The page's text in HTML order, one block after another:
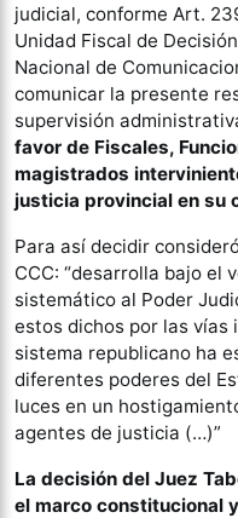
judicial, conforme Art.
Unidad Fiscal de
Nacional de
comunicar la presente
supervisión
favor de Fiscales,
magistrados
justicia provincial en su
Para así decidir
CCC: “desarrolla bajo el
sistemático al Poder
estos dichos por las
sistema republicano ha
diferentes poderes del
luces en un
agentes de justicia (…)”
La decisión del Juez
el marco constitucional